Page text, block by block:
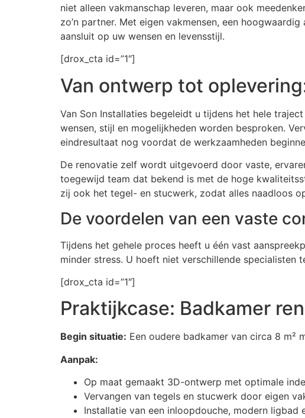
niet alleen vakmanschap leveren, maar ook
zo’n partner. Met eigen vakmensen, een
aansluit op uw wensen en levensstijl.
[drox_cta id=”1″]
Van ontwerp tot
Van Son Installaties begeleidt u tijdens het hele
wensen, stijl en mogelijkheden worden besproken.
eindresultaat nog voordat de werkzaamheden
De renovatie zelf wordt uitgevoerd door vaste,
toegewijd team dat bekend is met de hoge
zij ook het tegel- en stucwerk, zodat alles naadloos
De voordelen van een vaste
Tijdens het gehele proces heeft u één vast
minder stress. U hoeft niet verschillende specialisten
[drox_cta id=”1″]
Praktijkcase: Badkamer
Begin situatie: Een oudere badkamer van circa 8 m²
Aanpak:
Op maat gemaakt 3D-ontwerp met optimale
Vervangen van tegels en stucwerk door eigen
Installatie van een inloopdouche, modern ligbad